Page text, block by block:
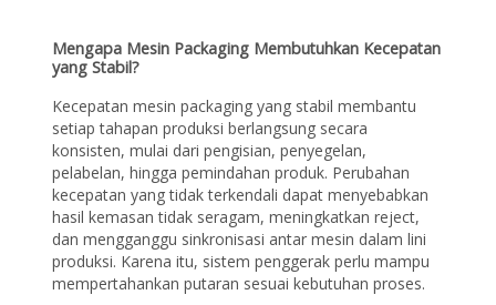
Mengapa Mesin Packaging Membutuhkan Kecepatan
yang Stabil?
Kecepatan mesin packaging yang stabil membantu
setiap tahapan produksi berlangsung secara
konsisten, mulai dari pengisian, penyegelan,
pelabelan, hingga pemindahan produk. Perubahan
kecepatan yang tidak terkendali dapat menyebabkan
hasil kemasan tidak seragam, meningkatkan reject,
dan mengganggu sinkronisasi antar mesin dalam lini
produksi. Karena itu, sistem penggerak perlu mampu
mempertahankan putaran sesuai kebutuhan proses.